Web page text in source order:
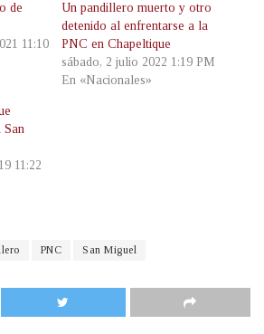
de
11:10
Un pandillero muerto y otro
detenido al enfrentarse a la
PNC en Chapeltique
sábado, 2 julio 2022 1:19 PM
En «Nacionales»
San
11:22
PNC San Miguel